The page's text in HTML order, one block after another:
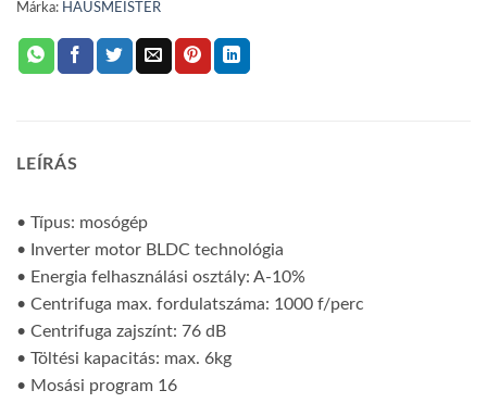
Márka: HAUSMEISTER
LEÍRÁS
• Típus: mosógép
• Inverter motor BLDC technológia
• Energia felhasználási osztály: A-10%
• Centrifuga max. fordulatszáma: 1000 f/perc
• Centrifuga zajszínt: 76 dB
• Töltési kapacitás: max. 6kg
• Mosási program 16